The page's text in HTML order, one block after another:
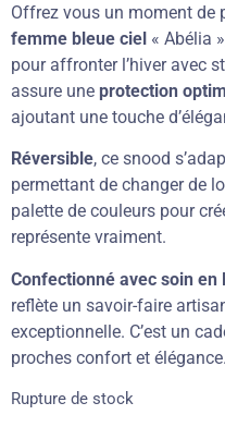
Offrez vous un moment de
femme bleue ciel « Abélia
pour affronter l’hiver avec
assure une protection
ajoutant une touche
Réversible, ce snood
permettant de changer de
palette de couleurs pour
représente vraiment.
Confectionné avec soin en
reflète un savoir-faire
exceptionnelle. C’est un
proches confort et élégance.
Rupture de stock